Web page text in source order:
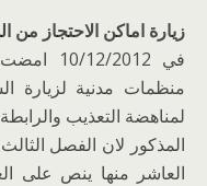
زيارة اماكن الاحتجاز من
في 10/
منظمات مدنية لزيارة
لمناهضة التعذيب
المذكور لان الفصل
العاشر منها ينص على